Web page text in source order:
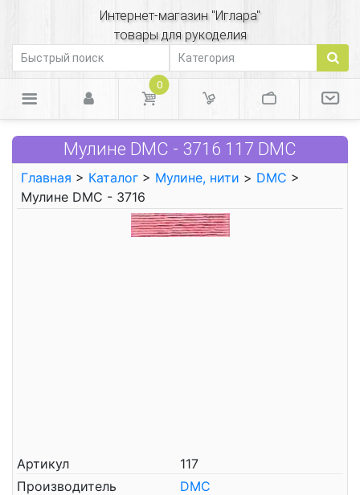
Интернет-магазин "Иглара"
товары для рукоделия
0
Мулине DMC - 3716 117 DMC
Главная > Каталог > Мулине, нити > DMC >
Мулине DMC - 3716
Артикул
117
Производитель
DMC